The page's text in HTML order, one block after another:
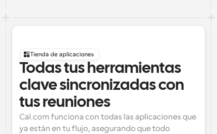
Tienda de aplicaciones
Todas tus herramientas
clave sincronizadas con
tus reuniones
Cal.com funciona con todas las aplicaciones que
ya están en tu flujo, asegurando que todo